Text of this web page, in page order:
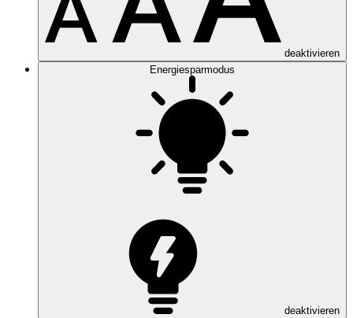
deaktivieren
Energiesparmodus
deaktivieren